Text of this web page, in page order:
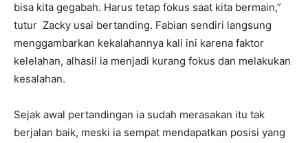
bisa kita gegabah. Harus tetap fokus saat kita bermain,”
tutur Zacky usai bertanding. Fabian sendiri langsung
menggambarkan kekalahannya kali ini karena faktor
kelelahan, alhasil ia menjadi kurang fokus dan melakukan
kesalahan.
Sejak awal pertandingan ia sudah merasakan itu tak
berjalan baik, meski ia sempat mendapatkan posisi yang